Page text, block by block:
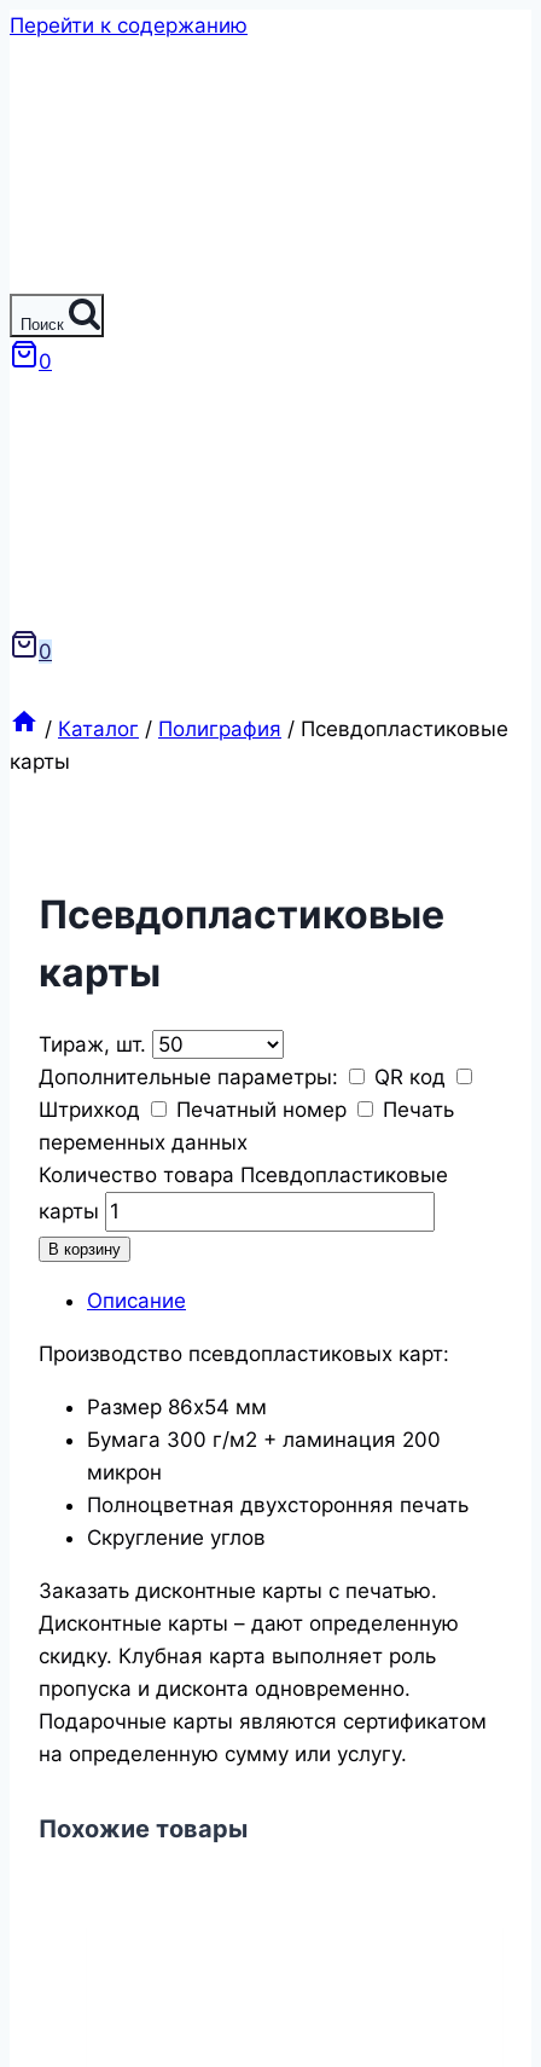
Перейти к содержанию
Поиск
0
0
/ Каталог / Полиграфия / Псевдопластиковые
карты
Псевдопластиковые
карты
Тираж, шт.
Дополнительные параметры:
QR код
Штрихкод
Печатный номер
Печать
переменных данных
Количество товара Псевдопластиковые
карты
В корзину
Описание
Производство псевдопластиковых карт:
Размер 86х54 мм
Бумага 300 г/м2 + ламинация 200
микрон
Полноцветная двухсторонняя печать
Скругление углов
Заказать дисконтные карты с печатью.
Дисконтные карты – дают определенную
скидку. Клубная карта выполняет роль
пропуска и дисконта одновременно.
Подарочные карты являются сертификатом
на определенную сумму или услугу.
Похожие товары